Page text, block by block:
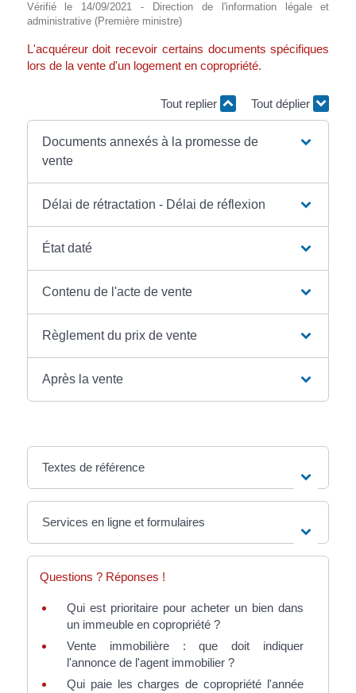
Vérifié le 14/09/2021 - Direction de l'information légale et
administrative (Première ministre)
L'acquéreur doit recevoir certains documents spécifiques
lors de la vente d'un logement en copropriété.
Tout replier Tout déplier
Documents annexés à la promesse de
vente
Délai de rétractation - Délai de réflexion
État daté
Contenu de l'acte de vente
Règlement du prix de vente
Après la vente
Textes de référence
Services en ligne et formulaires
Questions ? Réponses !
Qui est prioritaire pour acheter un bien dans
un immeuble en copropriété ?
Vente immobilière : que doit indiquer
l'annonce de l'agent immobilier ?
Qui paie les charges de copropriété l'année